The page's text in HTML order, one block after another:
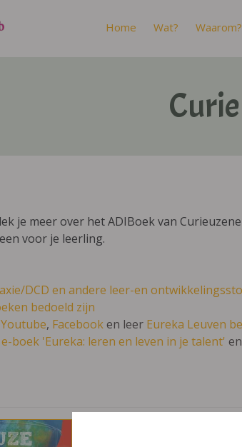
Home Wat? Waarom?
je meer over het ADIBoek van
voor je leerling.
DCD en andere leer-en
bedoeld zijn
Youtube, Facebooken leer Eureka Leuven
boek 'Eureka: leren en leven in je talent'